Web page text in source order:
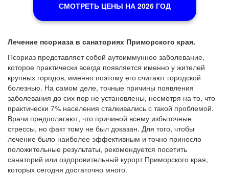
СМОТРЕТЬ ЦЕНЫ НА 2026 ГОД
Лечение псориаза в санаториях Приморского края.
Псориаз представляет собой аутоиммунное заболевание,
которое практически всегда появляется именно у жителей
крупных городов, именно поэтому его считают городской
болезнью. На самом деле, точные причины появления
заболевания до сих пор не установлены, несмотря на то, что
практически 7% населения сталкивались с такой проблемой.
Врачи предполагают, что причиной всему избыточные
стрессы, но факт тому не был доказан. Для того, чтобы
лечение было наиболее эффективным и точно принесло
положительные результаты, рекомендуется посетить
санаторий или оздоровительный курорт Приморского края,
которых сегодня достаточно много.